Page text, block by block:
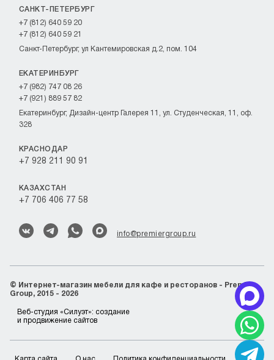
info@premiergroup.ru
САНКТ-ПЕТЕРБУРГ
+7 (812) 640 59 20
+7 (812) 640 59 21
Санкт-Петербург, ул Кантемировская д.2, пом. 104
ЕКАТЕРИНБУРГ
+7 (982) 747 08 26
+7 (921) 889 57 82
Екатеринбург, Дизайн-центр Галерея 11, ул. Студенческая, 11, оф.
328
КРАСНОДАР
+7 928 211 90 91
КАЗАХСТАН
+7 706 406 77 58
© Интернет-магазин мебели для кафе и ресторанов - Premier
Group, 2015 - 2026
Веб-студия «Силуэт»: создание
и продвижение сайтов